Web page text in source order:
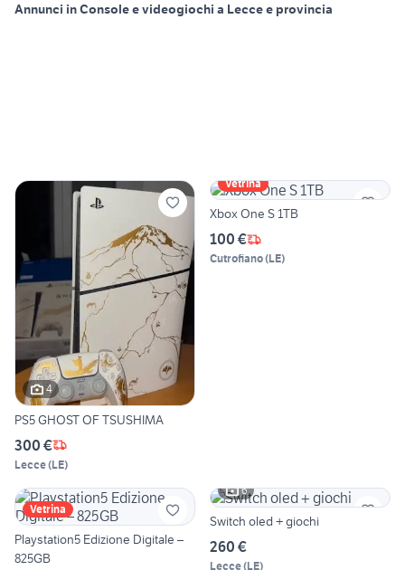
Annunci in Console e videogiochi a Lecce e provincia
4
PS5 GHOST OF TSUSHIMA
300 €
Lecce(LE)
Vetrina
Xbox One S 1TB
100 €
Cutrofiano(LE)
Vetrina
Playstation5 Edizione Digitale –
825GB
6
Switch oled + giochi
260 €
Lecce(LE)